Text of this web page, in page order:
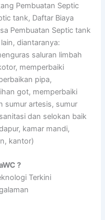
Pembuatan Septic
tank, Daftar Biaya
Pembuatan Septic tank
diantaranya:
saluran limbah
memperbaiki
pipa,
got, memperbaiki
sumur artesis, sumur
dan selokan baik
kamar mandi,
kantor)
?
Terkini